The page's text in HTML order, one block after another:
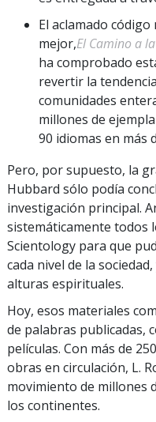
El aclamado
mejor,El Camino a
ha comprobado
revertir la
comunidades
millones de
90 idiomas en más
Pero, por supuesto, la
Hubbard sólo podía
investigación principal.
sistemáticamente todos
Scientology para que
cada nivel de la
alturas espirituales.
Hoy, esos materiales
de palabras publicadas,
películas. Con más de
obras en circulación, L.
movimiento de millones
los continentes.